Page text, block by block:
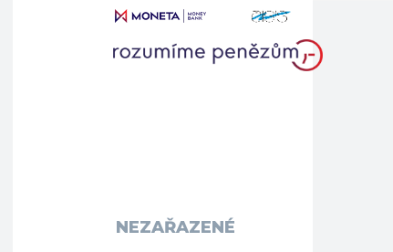
NEZAŘAZENÉ